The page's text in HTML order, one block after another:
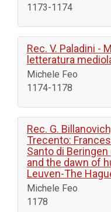
1173-1174
Rec. V. Paladini -
letteratura
Michele Feo
1174-1178
Rec. G.
Trecento:
Santo di
and the dawn of
Leuven-The
Michele Feo
1178